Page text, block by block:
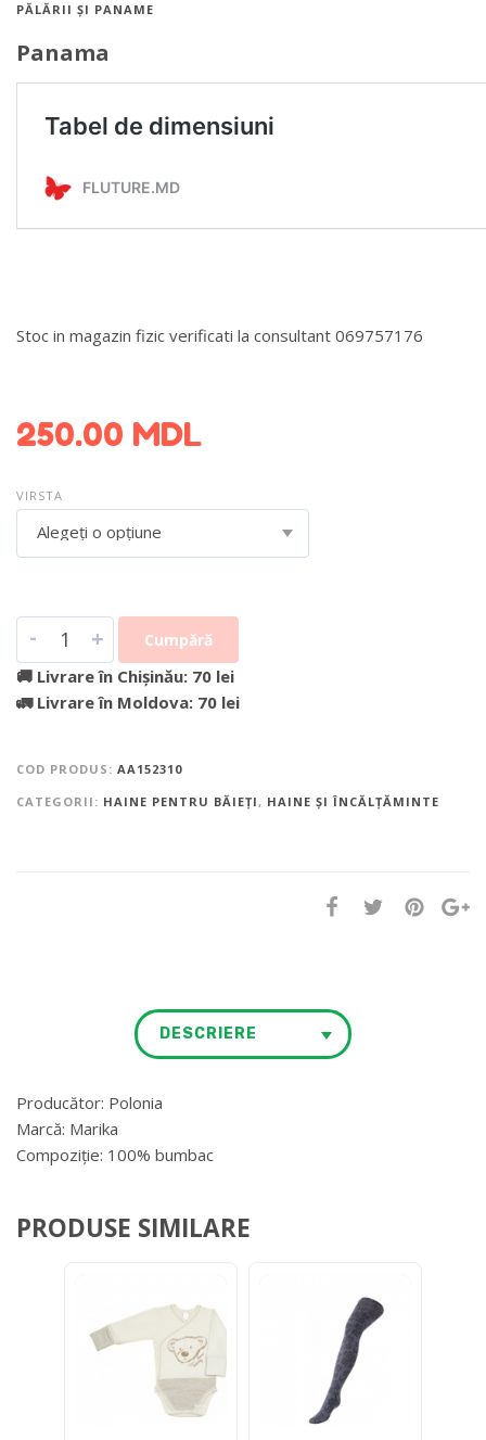
PĂLĂRII ȘI PANAME
Panama
Stoc in magazin fizic verificati la consultant 069757176
250.00 MDL
VIRSTA
Alegeți o opțiune
- + Cumpără
🚚 Livrare în Chișinău: 70 lei
🚛 Livrare în Moldova: 70 lei
COD PRODUS: AA152310
CATEGORII: HAINE PENTRU BĂIEȚI, HAINE ȘI ÎNCĂLȚĂMINTE
DESCRIERE
Producător: Polonia
Marcă: Marika
Compoziție: 100% bumbac
PRODUSE SIMILARE